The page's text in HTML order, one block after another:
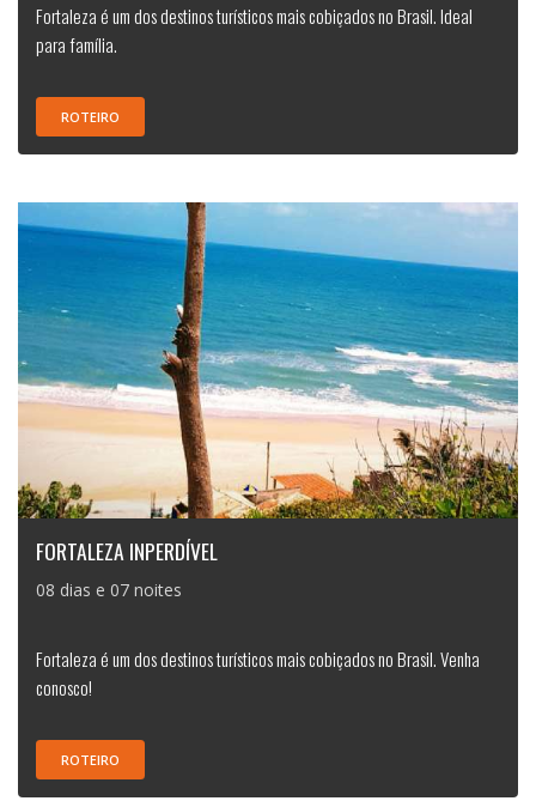
Fortaleza é um dos destinos turísticos mais cobiçados no Brasil. Ideal
para família.
ROTEIRO
FORTALEZA INPERDÍVEL
08 dias e 07 noites
Fortaleza é um dos destinos turísticos mais cobiçados no Brasil. Venha
conosco!
ROTEIRO